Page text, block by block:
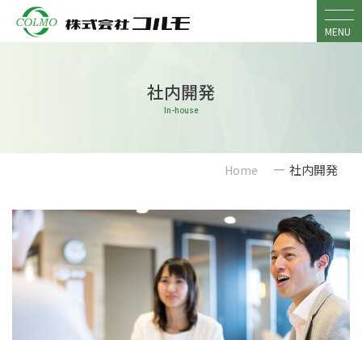
Skip
content
MENU
社内開発
In-house
Home ー 社内開発